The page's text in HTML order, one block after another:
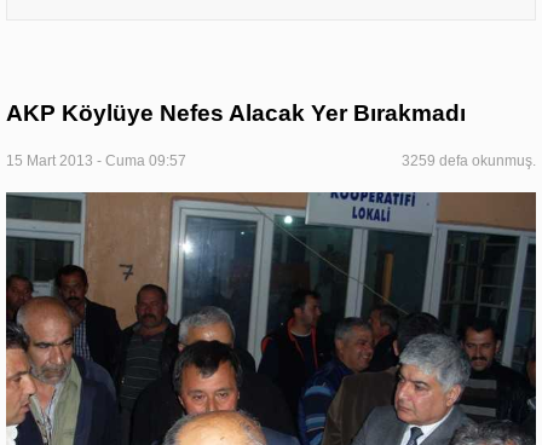
AKP Köylüye Nefes Alacak Yer Bırakmadı
15 Mart 2013 - Cuma 09:57 3259 defa okunmuş.